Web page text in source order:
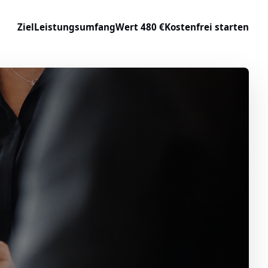
ZielLeistungsumfangWert 480 €Kostenfrei starten